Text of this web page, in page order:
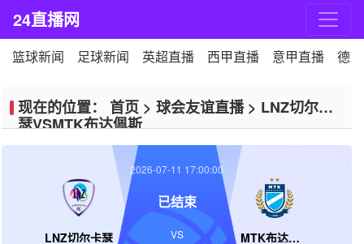
24直播网
篮球新闻 足球新闻 英超直播 西甲直播 意甲直播 德
现在的位置： 首页 > 球会友谊直播> LNZ切尔卡
瑟VSMTK布达佩斯
LNZ切尔卡瑟 MTK布达佩斯
2026-07-11 17:00:00
已结束
VS